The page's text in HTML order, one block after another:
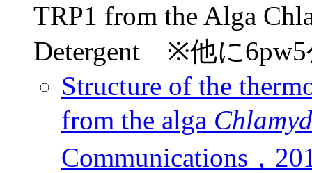
TRP1 from the Alga
Detergent ※他に6pw5
Structure of the
from the alga
Communications，